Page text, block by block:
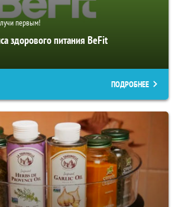
первым!
здорового питания BeFit
ПОДРОБНЕЕ